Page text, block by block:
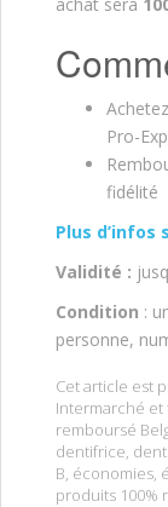
Pro-
fidélité
Plus d’infos
Validité :
Condition :
personne,
Cet article est
Intermarché et
remboursé
dentifrice,
B, économies,
produits 100%